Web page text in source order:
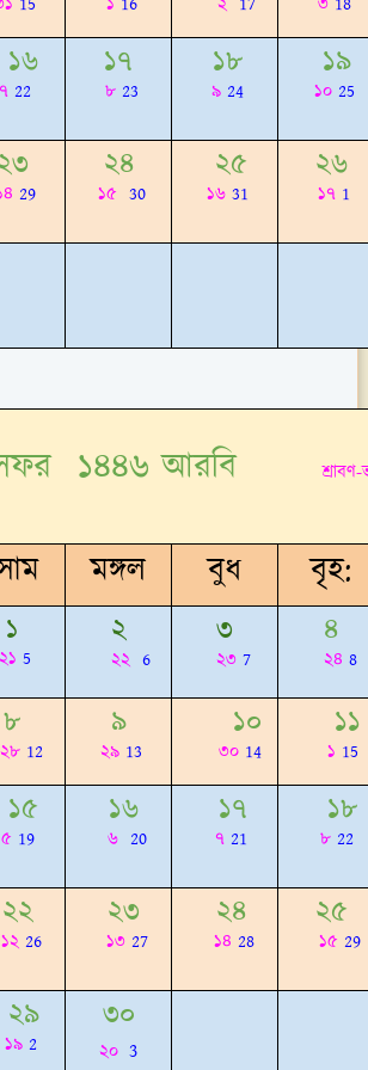
১৬
৭ 22
১৭
৮ 23
১৮
৯ 24
১৯
১০ 25
29
২৪
১৫ 30
২৫
১৬ 31
২৬
১৭ 1
১৪৪৬ আরবি শ্রাবণ-
মঙ্গল বুধ বৃহ:
১
২১ 5
২
২২ 6
৩
২৩ 7
৪
২৪ 8
৮
২৮12
৯
২৯ 13
১০
৩০14
১১
১ 15
১৫
৫ 19
১৬
৬ 20
১৭
৭21
১৮
৮ 22
২২
১২ 26
২৩
১৩ 27
২৪
১৪ 28
২৫
১৫ 29
২৯
১৯ 2
৩০
২০ 3